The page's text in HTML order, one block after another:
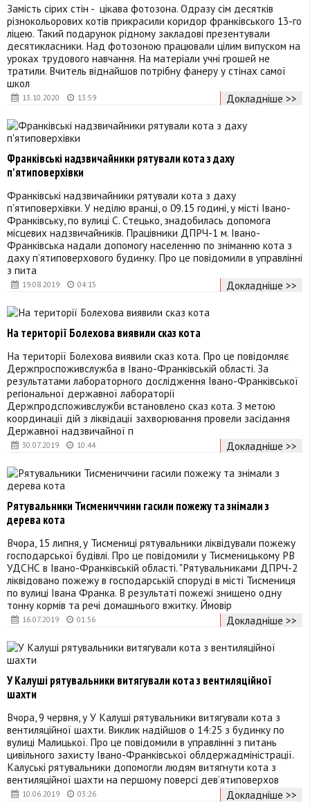
13.10.2020 13:59
Замість сірих стін - цікава фотозона. Одразу сім десятків
різнокольорових котів прикрасили коридор франківського 13-го
ліцею. Такий подарунок рідному закладові презентували
десятикласники. Над фотозоною працювали цілим випуском на
уроках трудового навчання. На матеріали учні грошей не
тратили. Вчитель віднайшов потрібну фанеру у стінах самої
школ
Докладніше >>
19.08.2019 04:15
Франківські надзвичайники рятували кота з даху
п'ятиповерхівки
Франківські надзвичайники рятували кота з даху
п'ятиповерхівки. У неділю вранці, о 09.15 годині, у місті Івано-
Франківську, по вулиці С. Стецько, знадобилась допомога
місцевих надзвичайників. Працівники ДПРЧ-1 м. Івано-
Франківська надали допомогу населенню по зніманню кота з
даху п’ятиповерхового будинку. Про це повідомили в управлінні
з пита
Докладніше >>
30.07.2019 10:44
На території Болехова виявили сказ кота
На території Болехова виявили сказ кота. Про це повідомляє
Держпроспоживслужба в Івано-Франківській області. За
результатами лабораторного дослідження Івано-Франківської
регіональної державної лабораторії
Держпродспоживслужби встановлено сказ кота. З метою
координації дій з ліквідації захворювання провели засідання
Державної надзвичайної п
Докладніше >>
16.07.2019 01:56
Рятувальники Тисмениччини гасили пожежу та знімали з
дерева кота
Вчора, 15 липня, у Тисмениці рятувальники ліквідували пожежу
господарської будівлі. Про це повідомили у Тисменицькому РВ
УДСНС в Івано-Франківській області. "Рятувальниками ДПРЧ-2
ліквідовано пожежу в господарській споруді в місті Тисмениця
по вулиці Івана Франка. В результаті пожежі знищено одну
тонну кормів та речі домашнього вжитку. Ймовір
Докладніше >>
10.06.2019 03:26
У Калуші рятувальники витягували кота з вентиляційної
шахти
Вчора, 9 червня, у У Калуші рятувальники витягували кота з
вентиляційної шахти. Виклик надійшов о 14:25 з будинку по
вулиці Малицької. Про це повідомили в управлінні з питань
цивільного захисту Івано-Франківської облдержадміністрації.
Калуські рятувальники допомогли людям витягнути кота з
вентиляційної шахти на першому поверсі дев’ятиповерхов
Докладніше >>